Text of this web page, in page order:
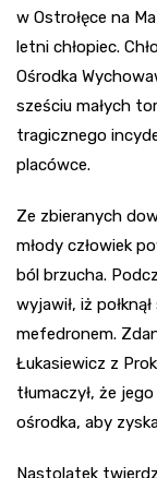
w Ostrołęce na
letni chłopiec.
Ośrodka
sześciu małych
tragicznego
placówce.
Ze zbieranych
młody człowiek
ból brzucha.
wyjawił, iż
mefedronem.
Łukasiewicz z
tłumaczył, że
ośrodka, aby